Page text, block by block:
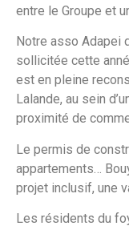
entre le Groupe et
Notre asso Adapei
sollicitée cette
est en pleine
Lalande, au sein
proximité de
Le permis de
appartements…
projet inclusif, une
Les résidents du